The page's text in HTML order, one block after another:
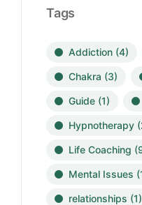
Tags
Addiction (4)
Chakra (3)
Guide (1)
Hypnotherapy
Life Coaching
Mental Issues
relationships (1)